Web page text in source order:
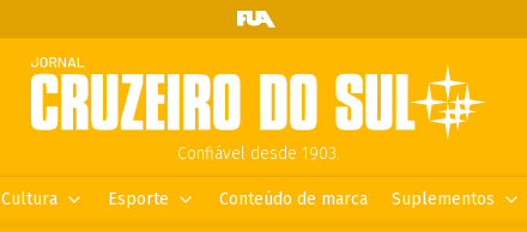
Confiável desde 1903.
Cultura Esporte Conteúdo de marca Suplementos